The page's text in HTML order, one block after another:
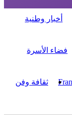
أخبار وطنية
فضاء الأسرة
ثقافة وفن